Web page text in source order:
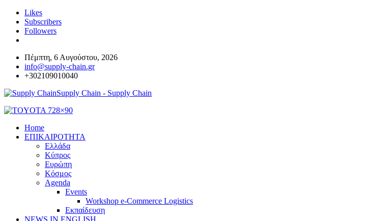
Likes
Subscribers
Followers
Πέμπτη, 6 Αυγούστου, 2026
info@supply-chain.gr
+302109010040
Supply Chain - Supply Chain
Home
ΕΠΙΚΑΙΡΟΤΗΤΑ
Ελλάδα
Κύπρος
Ευρώπη
Κόσμος
Agenda
Events
Workshop e-Commerce Logistics
Εκπαίδευση
NEWS IN ENGLISH